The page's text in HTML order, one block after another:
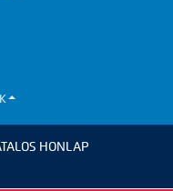
HONLAP